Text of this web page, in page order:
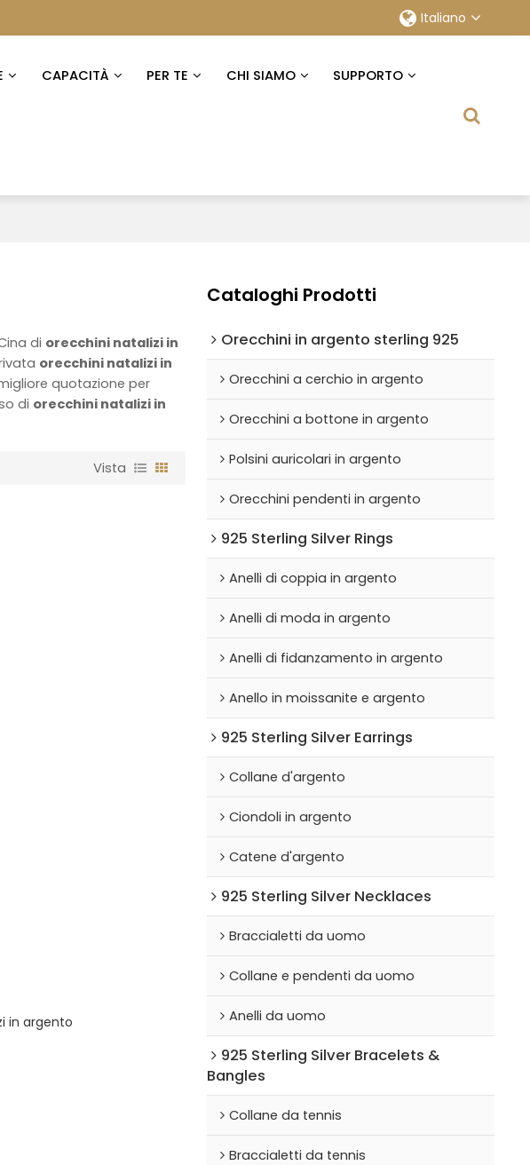
Italiano
CAPACITÀ PER TE CHI SIAMO SUPPORTO
di orecchini natalizi in
orecchini natalizi in
quotazione per
di orecchini natalizi in
Vista
in argento
Cataloghi Prodotti
Orecchini in argento sterling 925
Orecchini a cerchio in argento
Orecchini a bottone in argento
Polsini auricolari in argento
Orecchini pendenti in argento
925 Sterling Silver Rings
Anelli di coppia in argento
Anelli di moda in argento
Anelli di fidanzamento in argento
Anello in moissanite e argento
925 Sterling Silver Earrings
Collane d'argento
Ciondoli in argento
Catene d'argento
925 Sterling Silver Necklaces
Braccialetti da uomo
Collane e pendenti da uomo
Anelli da uomo
925 Sterling Silver Bracelets &
Bangles
Collane da tennis
Braccialetti da tennis